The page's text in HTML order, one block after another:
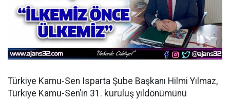
Türkiye Kamu-Sen Isparta Şube Başkanı Hilmi Yılmaz,
Türkiye Kamu-Sen’in 31. kuruluş yıldönümünü